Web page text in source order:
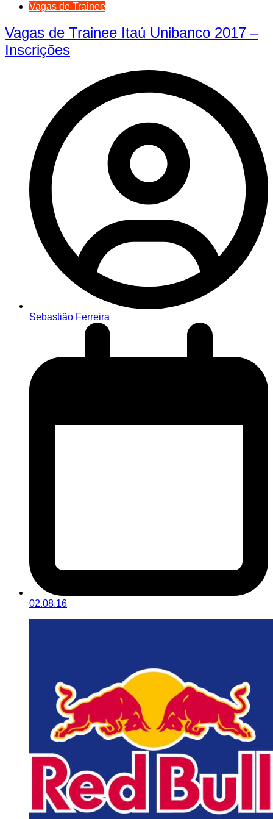
Vagas de Trainee
Vagas de Trainee Itaú Unibanco 2017 –
Inscrições
Sebastião Ferreira
02.08.16